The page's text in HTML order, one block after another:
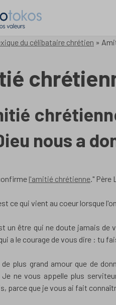
du célibataire chrétien »
nous a
l'amitié chrétienne." Père
ce qui vient au coeur lorsque
un être qui ne doute jamais de
a le courage de vous dire : tu
de plus grand amour que de
Je ne vous appelle plus
parce que je vous ai fait